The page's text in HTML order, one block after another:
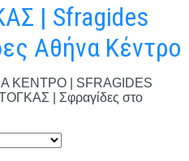
| Sfragides
Αθήνα Κέντρο
ΚΕΝΤΡΟ | SFRAGIDES
| Σφραγίδες στο